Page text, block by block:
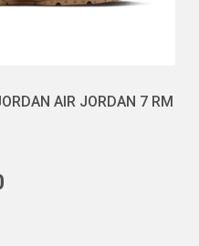
AIR JORDAN 7 RM